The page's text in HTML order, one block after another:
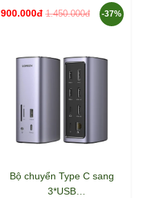
1Gbps + Card Reader +
3.5mm Ugreen 15601
900.000đ 1.450.000đ -37%
Bộ chuyển Type C sang
3*USB